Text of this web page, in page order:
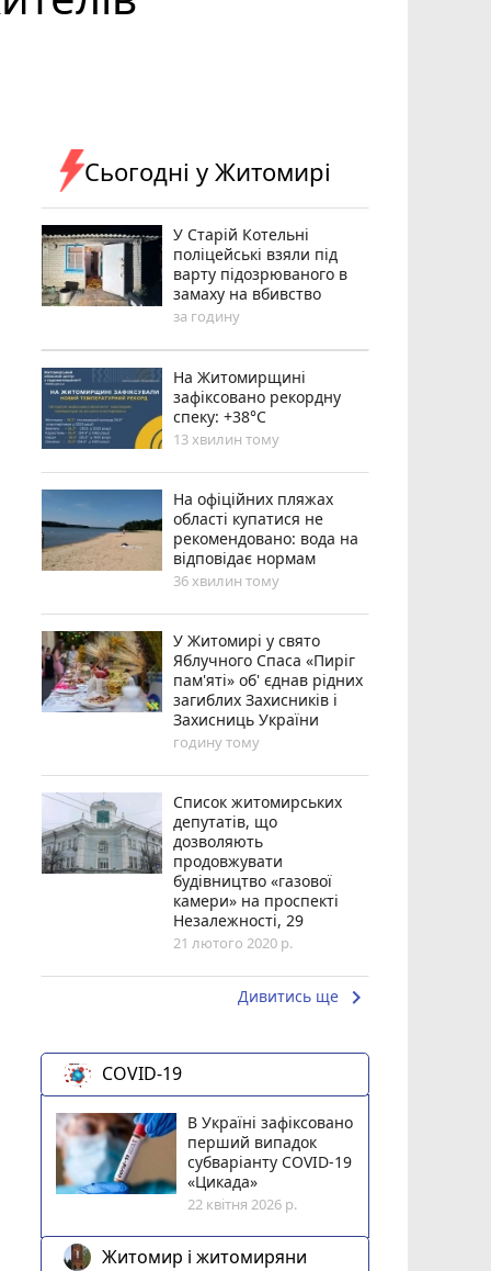
Сьогодні у Житомирі
У Старій Котельні
поліцейські взяли під
варту підозрюваного в
замаху на вбивство
за годину
Н️а Житомирщині
зафіксовано рекордну
спеку: +38°C
13 хвилин тому
На офіційних пляжах
області купатися не
рекомендовано: вода на
відповідає нормам
36 хвилин тому
У Житомирі у свято
Яблучного Спаса «Пиріг
пам'яті» об' єднав рідних
загиблих Захисників і
Захисниць України
годину тому
Список житомирських
депутатів, що
дозволяють
продовжувати
будівництво «газової
камери» на проспекті
Незалежності, 29
21 лютого 2020 р.
Дивитись ще keyboard_arrow_right
COVID-19
В Україні зафіксовано
перший випадок
субваріанту COVID-19
«Цикада»
22 квітня 2026 р.
Житомир і житомиряни